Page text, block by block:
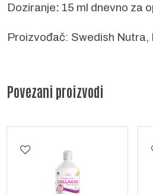
Doziranje: 15 ml dnevno za
Proizvođač: Swedish Nutra,
Povezani proizvodi